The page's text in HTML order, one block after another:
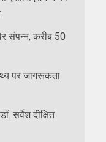
संपन्न, करीब 50
पर जागरूकता
सर्वेश दीक्षित